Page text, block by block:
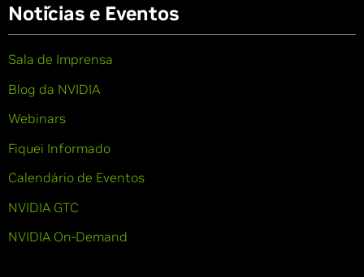
Notícias e Eventos
Sala de Imprensa
Blog da NVIDIA
Webinars
Fiquei Informado
Calendário de Eventos
NVIDIA GTC
NVIDIA On-Demand